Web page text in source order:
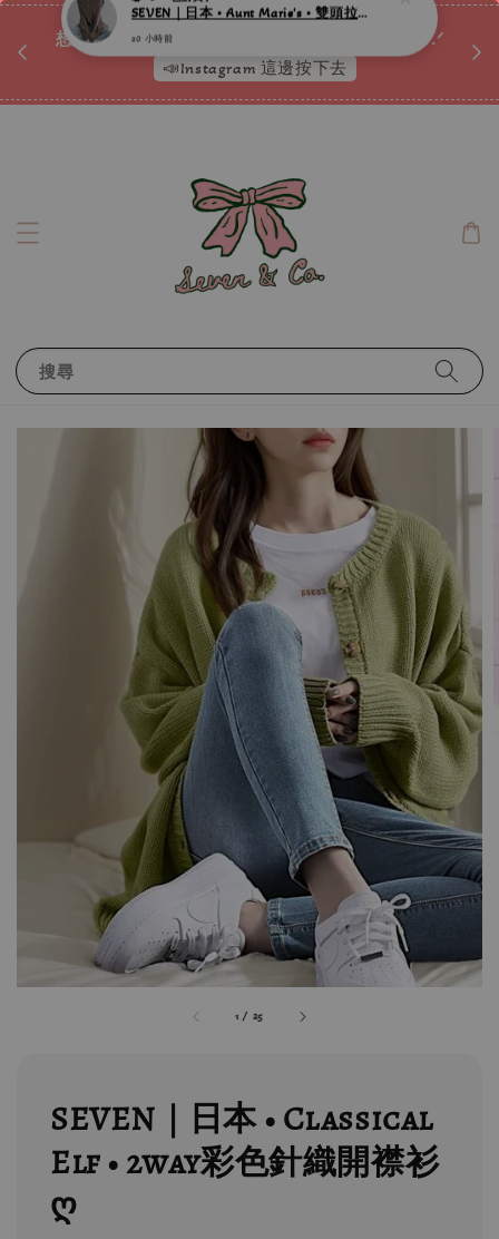
想訂製屬於自己的『水晶手鍊』嗎ꕀ♡ 私訊我們.ᐟ.ᐟ
📣Instagram 這邊按下去
搜尋
1 / 25
SEVEN｜日本 • Classical
Elf • 2way彩色針織開襟衫
ღ